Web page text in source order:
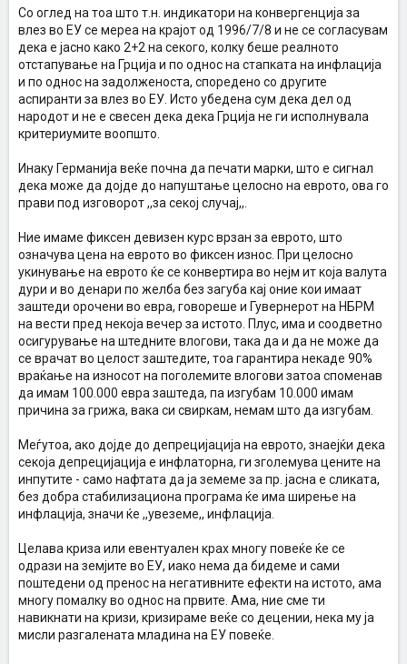
Со оглед на тоа што т.н. индикатори на конвергенција за
влез во ЕУ се мереа на крајот од 1996/7/8 и не се согласувам
дека е јасно како 2+2 на секого, колку беше реалното
отстапување на Грција и по однос на стапката на инфлација
и по однос на задолженоста, споредено со другите
аспиранти за влез во ЕУ. Исто убедена сум дека дел од
народот и не е свесен дека дека Грција не ги исполнувала
критериумите воопшто.
Инаку Германија веќе почна да печати марки, што е сигнал
дека може да дојде до напуштање целосно на еврото, ова го
прави под изговорот ,,за секој случај,,.
Ние имаме фиксен девизен курс врзан за еврото, што
означува цена на еврото во фиксен износ. При целосно
укинување на еврото ќе се конвертира во нејм ит која валута
дури и во денари по желба без загуба кај оние кои имаат
заштеди орочени во евра, говореше и Гувернерот на НБРМ
на вести пред некоја вечер за истото. Плус, има и соодветно
осигурување на штедните влогови, така да и да не може да
се врачат во целост заштедите, тоа гарантира некаде 90%
враќање на износот на поголемите влогови затоа споменав
да имам 100.000 евра заштеда, па изгубам 10.000 имам
причина за грижа, вака си свиркам, немам што да изгубам.
Меѓутоа, ако дојде до депрецијација на еврото, знаејќи дека
секоја депрецијација е инфлаторна, ги зголемува цените на
инпутите - само нафтата да ја земеме за пр. јасна е сликата,
без добра стабилизациона програма ќе има ширење на
инфлација, значи ќе ,,увеземе,, инфлација.
Целава криза или евентуален крах многу повеќе ќе се
одрази на земјите во ЕУ, иако нема да бидеме и сами
поштедени од пренос на негативните ефекти на истото, ама
многу помалку во однос на првите. Ама, ние сме ти
навикнати на кризи, кризираме веќе со децении, нека му ја
мисли разгалената младина на ЕУ повеќе.